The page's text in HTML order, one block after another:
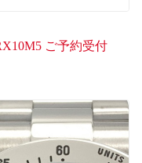
ご予約受付